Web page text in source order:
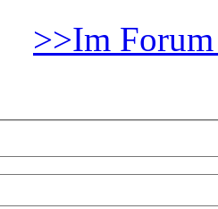
>>Im